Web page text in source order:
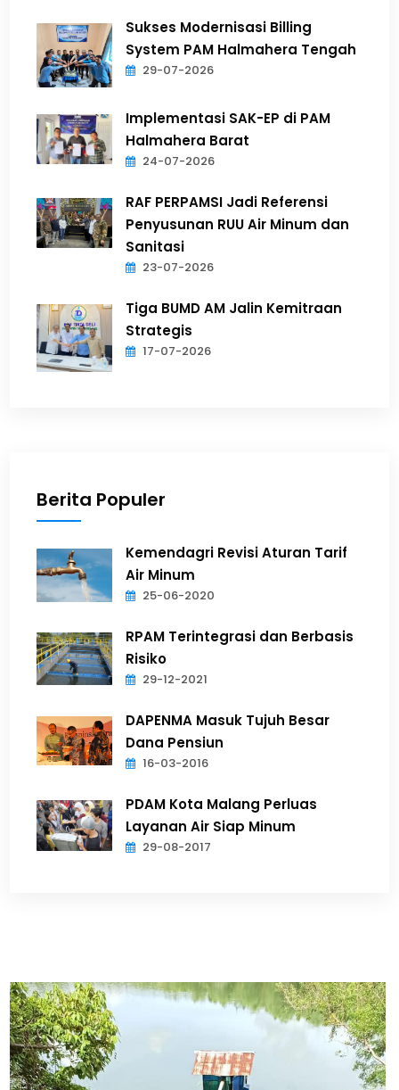
Sukses Modernisasi Billing
System PAM Halmahera Tengah
29-07-2026
Implementasi SAK-EP di PAM
Halmahera Barat
24-07-2026
RAF PERPAMSI Jadi Referensi
Penyusunan RUU Air Minum dan
Sanitasi
23-07-2026
Tiga BUMD AM Jalin Kemitraan
Strategis
17-07-2026
Berita Populer
Kemendagri Revisi Aturan Tarif
Air Minum
25-06-2020
RPAM Terintegrasi dan Berbasis
Risiko
29-12-2021
DAPENMA Masuk Tujuh Besar
Dana Pensiun
16-03-2016
PDAM Kota Malang Perluas
Layanan Air Siap Minum
29-08-2017